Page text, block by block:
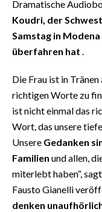
VIDEO
INFO AZIENDE
ANNUNCI
NECROLOGI
PUBBLICITÀ
SPIAGGE
STORE
Dramatische
Koudri, der
Samstag in
überfahren hat
Die Frau ist in
richtigen Worte zu
ist nicht einmal das
Wort, das unsere
Unsere Gedanken
Familien und allen,
miterlebt haben“,
Fausto Gianelli
denken